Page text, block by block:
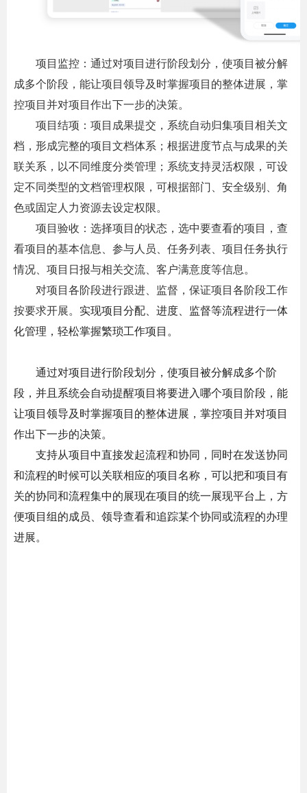
项目监控：通过对项目进行阶段划分，使项目被分解
成多个阶段，能让项目领导及时掌握项目的整体进展，掌
控项目并对项目作出下一步的决策。
项目结项：项目成果提交，系统自动归集项目相关文
档，形成完整的项目文档体系；根据进度节点与成果的关
联关系，以不同维度分类管理；系统支持灵活权限，可设
定不同类型的文档管理权限，可根据部门、安全级别、角
色或固定人力资源去设定权限。
项目验收：选择项目的状态，选中要查看的项目，查
看项目的基本信息、参与人员、任务列表、项目任务执行
情况、项目日报与相关交流、客户满意度等信息。
对项目各阶段进行跟进、监督，保证项目各阶段工作
按要求开展。 实现项目分配、进度、监督等流程进行一体
化管理，轻松掌握繁琐工作项目。
通过对项目进行阶段划分，使项目被分解成多个阶
段，并且系统会自动提醒项目将要进入哪个项目阶段，能
让项目领导及时掌握项目的整体进展，掌控项目并对项目
作出下一步的决策。
支持从项目中直接发起流程和协同，同时在发送协同
和流程的时候可以关联相应的项目名称，可以把和项目有
关的协同和流程集中的展现在项目的统一展现平台上，方
便项目组的成员、领导查看和追踪某个协同或流程的办理
进展。